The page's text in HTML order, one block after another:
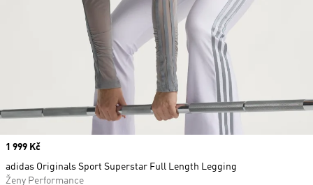
Price
1 999 Kč
adidas Originals Sport Superstar Full Length Legging
Ženy Performance